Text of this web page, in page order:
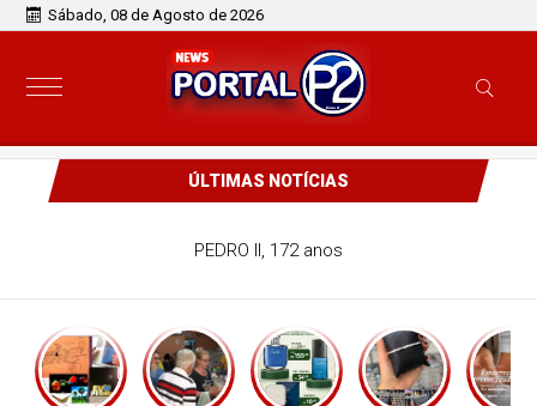
Sábado, 08 de Agosto de 2026
ÚLTIMAS NOTÍCIAS
PEDRO II, 172 anos